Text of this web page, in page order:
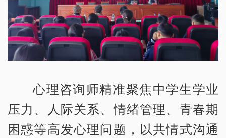
心理咨询师精准聚焦中学生学业
压力、人际关系、情绪管理、青春期
困惑等高发心理问题，以共情式沟通